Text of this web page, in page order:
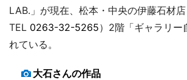
LAB.」が現在、松本・中央の伊藤石材店
TEL 0263-32-5265）2階「ギャラリー
れている。
大石さんの作品